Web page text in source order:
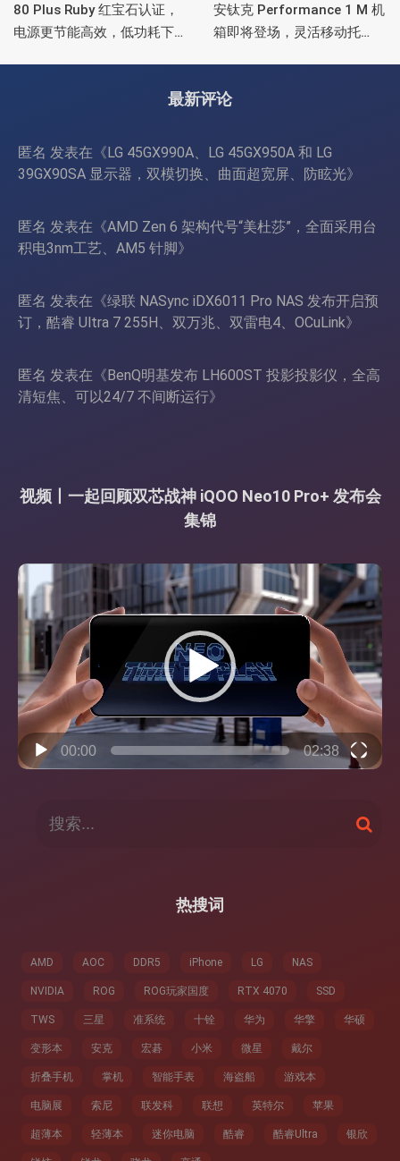
80 Plus Ruby 红宝石认证，
电源更节能高效，低功耗下
安钛克 Performance 1 M 机
箱即将登场，灵活移动托
最新评论
匿名 发表在《LG 45GX990A、LG 45GX950A 和 LG
39GX90SA 显示器，双模切换、曲面超宽屏、防眩光》
匿名 发表在《AMD Zen 6 架构代号“美杜莎”，全面采用台
积电3nm工艺、AM5 针脚》
匿名 发表在《绿联 NASync iDX6011 Pro NAS 发布开启预
订，酷睿 Ultra 7 255H、双万兆、双雷电4、OCuLink》
匿名 发表在《BenQ明基发布 LH600ST 投影投影仪，全高
清短焦、可以24/7 不间断运行》
视频丨一起回顾双芯战神 iQOO Neo10 Pro+ 发布会
集锦
视
频
播
放
器
00:00 02:38
搜
索
热搜词
AMD AOC DDR5 iPhone LG NAS
NVIDIA ROG ROG玩家国度 RTX 4070 SSD
TWS 三星 准系统 十铨 华为 华擎 华硕
变形本 安克 宏碁 小米 微星 戴尔
折叠手机 掌机 智能手表 海盗船 游戏本
电脑展 索尼 联发科 联想 英特尔 苹果
超薄本 轻薄本 迷你电脑 酷睿 酷睿Ultra 银欣